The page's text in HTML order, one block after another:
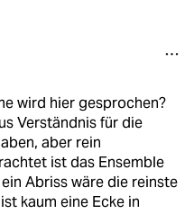
wird hier gesprochen?
Verständnis für die
aber rein
ist das Ensemble
Abriss wäre die reinste
kaum eine Ecke in